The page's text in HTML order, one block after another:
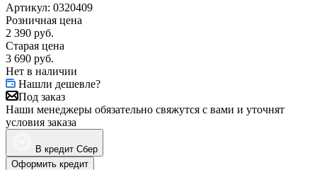
Артикул: 0320409
Розничная цена
2 390 руб.
Старая цена
3 690 руб.
Нет в наличии
Нашли дешевле?
Под заказ
Наши менеджеры обязательно свяжутся с вами и уточнят
условия заказа
В кредит Сбер
Оформить кредит